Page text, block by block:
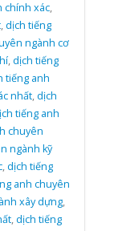
chính xác,
,dịch tiếng
ngành cơ
,dịch tiếng
tiếng anh
nhất,dịch
tiếng anh
chuyên
ngành kỹ
,dịch tiếng
anh chuyên
xây dựng,
,dịch tiếng